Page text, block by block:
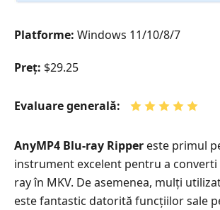
Platforme: Windows 11/10/8/7
Preț: $29.25
Evaluare generală:
AnyMP4 Blu-ray Ripper este primul
instrument excelent pentru a
ray în MKV. De asemenea, mulți
este fantastic datorită funcțiilor sale